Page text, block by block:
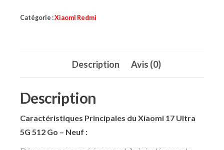
17
Catégorie :Xiaomi Redmi
Description Avis (0)
Description
Caractéristiques Principales du Xiaomi 17 Ultra
5G 512 Go – Neuf :